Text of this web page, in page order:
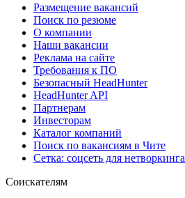
Размещение вакансий
Поиск по резюме
О компании
Наши вакансии
Реклама на сайте
Требования к ПО
Безопасный HeadHunter
HeadHunter API
Партнерам
Инвесторам
Каталог компаний
Поиск по вакансиям в Чите
Сетка: соцсеть для нетворкинга
Соискателям